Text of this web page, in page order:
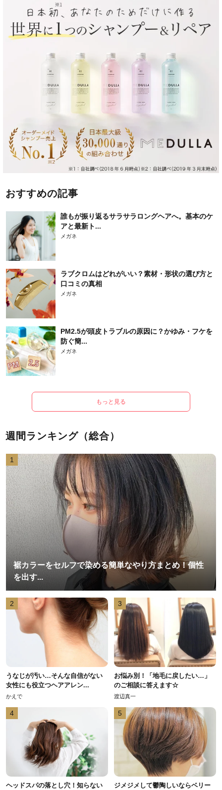
おすすめの記事
誰もが振り返るサラサラロングヘアへ。基本のケ
アと最新ト...
メガネ
ラブクロムはどれがいい？素材・形状の選び方と
口コミの真相
メガネ
PM2.5が頭皮トラブルの原因に？かゆみ・フケを
防ぐ簡...
メガネ
もっと見る
週間ランキング（総合）
1
裾カラーをセルフで染める簡単なやり方まとめ！個性
を出す...
2
うなじが汚い…そんな自信がない
女性にも役立つヘアアレン...
かえで
3
お悩み別！「地毛に戻したい…」
のご相談に答えます☆
渡辺真一
4
ヘッドスパの落とし穴！知らない
5
ジメジメして鬱陶しいならベリー